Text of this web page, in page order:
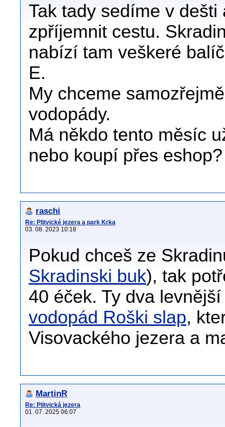
Tak tady sedíme v
zpříjemnit cestu.
nabízí tam veškeré
E.
My chceme
vodopády.
Má někdo tento měsíc
nebo koupí přes
raschi
Re: Plitvické jezera a park Krka
03. 08. 2023 10:18
Pokud chceš ze
Skradinski buk), tak
40 éček. Ty dva
vodopád Roški slap,
Visovackého jezera a
MartinR
Re: Plitvická jezera
01. 07. 2025 06:07